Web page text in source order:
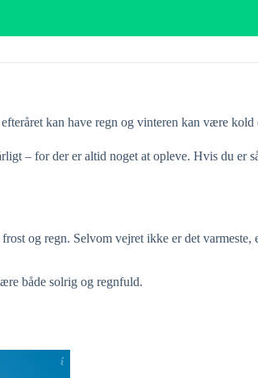
kan have regn og vinteren kan være kold
– for der er altid noget at opleve. Hvis du er
og regn. Selvom vejret ikke er det varmeste,
både solrig og regnfuld.